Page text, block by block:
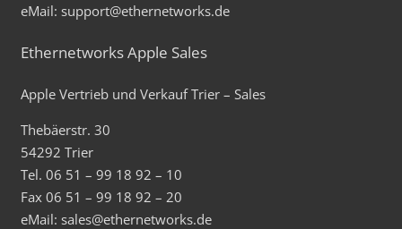
eMail: support@ethernetworks.de
Ethernetworks Apple Sales
Apple Vertrieb und Verkauf Trier – Sales
Thebäerstr. 30
54292 Trier
Tel. 06 51 – 99 18 92 – 10
Fax 06 51 – 99 18 92 – 20
eMail: sales@ethernetworks.de